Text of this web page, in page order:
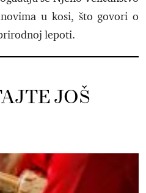
u kosi, što govori o
lepoti.
JOŠ